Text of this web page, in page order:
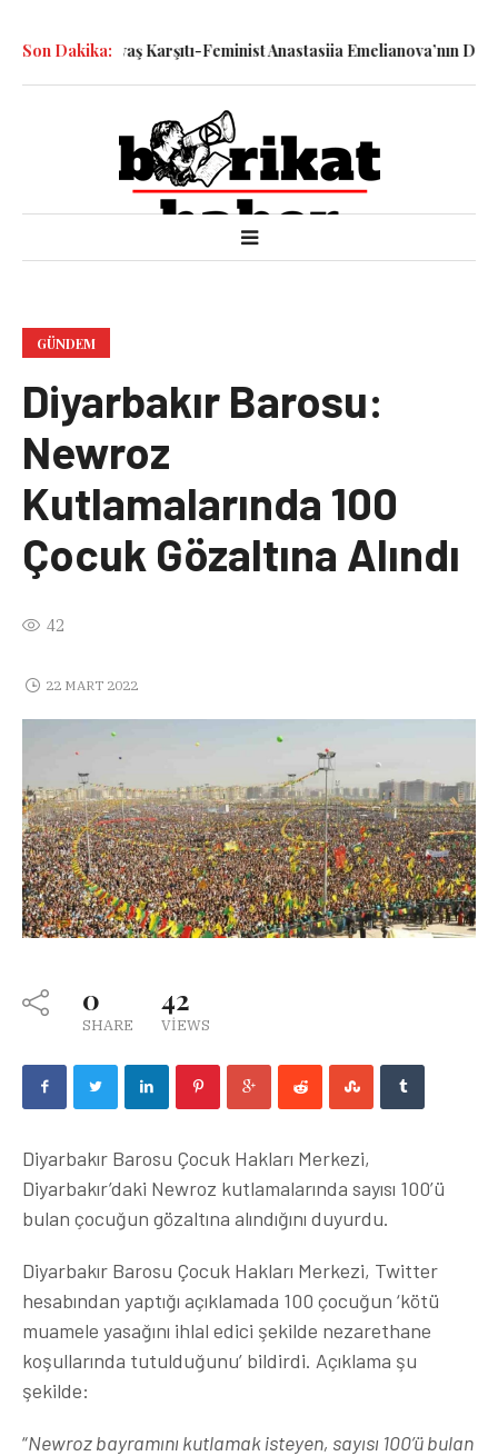
Son Dakika:
Savaş Karşıtı-Feminist Anastasiia Emelianova’nın
GÜNDEM
Diyarbakır Barosu:
Newroz
Kutlamalarında 100
Çocuk Gözaltına Alındı
42
22 MART 2022
0
SHARE
42
VIEWS
Diyarbakır Barosu Çocuk Hakları Merkezi,
Diyarbakır’daki Newroz kutlamalarında sayısı 100’ü
bulan çocuğun gözaltına alındığını duyurdu.
Diyarbakır Barosu Çocuk Hakları Merkezi, Twitter
hesabından yaptığı açıklamada 100 çocuğun ‘kötü
muamele yasağını ihlal edici şekilde nezarethane
koşullarında tutulduğunu’ bildirdi. Açıklama şu
şekilde:
“Newroz bayramını kutlamak isteyen, sayısı 100’ü bulan